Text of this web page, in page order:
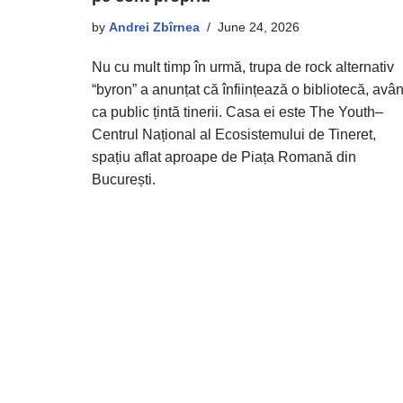
by Andrei Zbîrnea June 24, 2026
Nu cu mult timp în urmă, trupa de rock alternativ
“byron” a anunțat că înființează o bibliotecă,
ca public țintă tinerii. Casa ei este The Youth–
Centrul Național al Ecosistemului de Tineret,
spațiu aflat aproape de Piața Romană din
București.